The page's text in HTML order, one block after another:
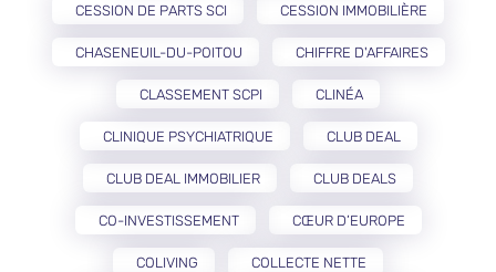
CESSION DE PARTS SCI CESSION IMMOBILIÈRE
CHASENEUIL-DU-POITOU CHIFFRE D'AFFAIRES
CLASSEMENT SCPI CLINÉA
CLINIQUE PSYCHIATRIQUE CLUB DEAL
CLUB DEAL IMMOBILIER CLUB DEALS
CO-INVESTISSEMENT CŒUR D’EUROPE
COLIVING COLLECTE NETTE